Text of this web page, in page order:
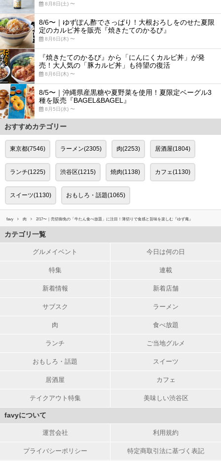
8月8日(土) 〜
8/6〜｜ゆずぽん酢でさっぱり！大根おろしをのせた夏限
定のカルビ丼を販売『焼きたてのかるび』
8月6日(木) 〜
『焼きたてのかるび』から「にんにくカルビ丼」が発
売！大人気の「豚カルビ丼」も待望の復活
8月6日(木) 〜
8/5〜｜沖縄県産黒糖や夏野菜を使用！夏限定ベーグル3
種を販売『BAGEL&BAGEL』
8月5日(水) 〜
おすすめカテゴリー
東京都(7546) ラーメン(2305) 肉(2253) 居酒屋(1804)
ランチ(1225) 渋谷区(1215) 焼肉(1138) カフェ(1130)
スイーツ(1130) おもしろ・話題(1065)
favy 肉 2/17〜｜売切御免の「牛たん食べ放題」に注目！薄切りで食感と旨味を楽しむ『ゆず庵』
カテゴリ一覧
グルメイベント 今日は何の日
特集 連載
新着情報 新着店舗
サブスク ラーメン
肉 食べ放題
ランチ ご当地グルメ
おもしろ・話題 スイーツ
居酒屋 カフェ
テイクアウト特集 美味しい渋谷区
favyについて
運営会社 利用規約
プライバシーポリシー 特定商取引法に基づく表記